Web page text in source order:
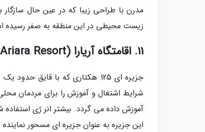
مدرن با طراحی زیبا که در عین حال
زیست محیطی در این منطقه به صفر رسیده
11. اقامتگاه آریارا (Ariara Resort)، فیلیپین
جزیره ای 125 هکتاری که با قایق
شرایط اشتغال و آموزش را برای مردمان
آموزش داده می گردد. بیشتر انر ژی استفاده
این جزیره به عنوان جزیره ای مسحور نماینده